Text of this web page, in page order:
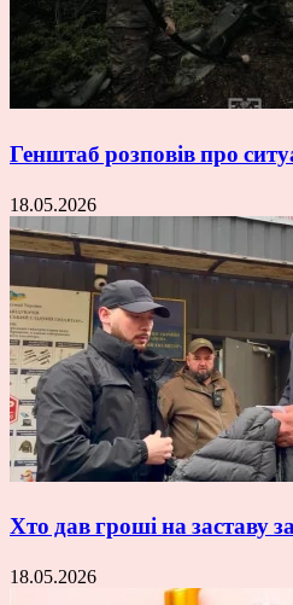
Генштаб розповів про
18.05.2026
Хто дав гроші на заставу
18.05.2026